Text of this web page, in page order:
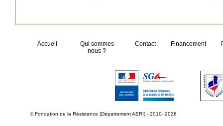
Accueil
Qui sommes
nous ?
Contact Financement
© Fondation de la Résistance (Département AERI) - 2010- 2026